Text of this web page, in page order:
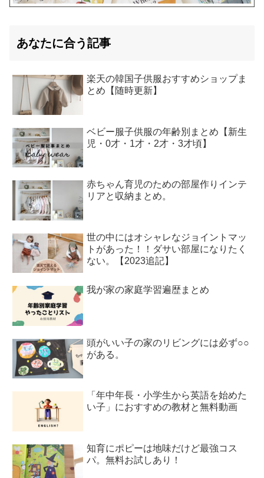
あなたに合う記事
楽天の韓国子供服おすすめショップま
とめ【随時更新】
ベビー服子供服の年齢別まとめ【新生
児・0才・1才・2才・3才頃】
赤ちゃん育児のための部屋作りインテ
リアと収納まとめ。
世の中にはオシャレなジョイントマッ
トがあった！！ダサい部屋になりたく
ない。【2023追記】
我が家の家庭学習遍歴まとめ
頭がいい子の家のリビングには必ず○○
がある。
「年中年長・小学生から英語を始めた
い子」におすすめの教材と無料動画
知育にポピーは地味だけど最強コス
パ。無料お試しあり！